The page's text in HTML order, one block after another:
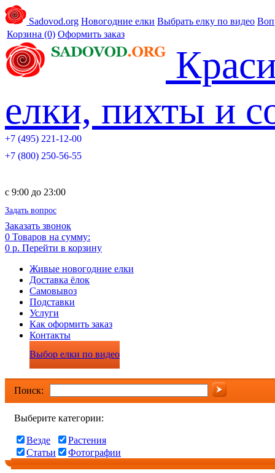
Sadovod.org Новогодние елки Выбрать елку по видео
Корзина (0) Оформить заказ
елки, пихты и
+7 (495) 221-12-00
+7 (800) 250-56-55
c 9:00 до 23:00
Задать вопрос
Заказать звонок
0 Товаров на сумму:
0 р. Перейти в корзину
Живые новогодние елки
Доставка ёлок
Самовывоз
Подставки
Услуги
Как оформить заказ
Контакты
Выбор елки по видео
Поиск:
Выберите категории:
Везде
Растения
Статьи
Фотографии